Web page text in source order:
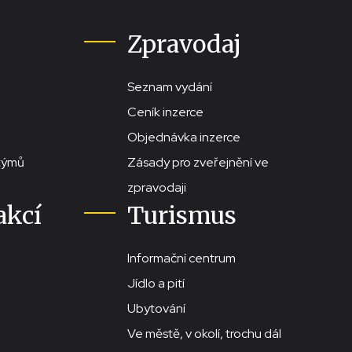
Zpravodaj
Seznam vydání
Ceník inzerce
Objednávka inzerce
Zásady pro zveřejnění ve
zpravodaji
Turismus
Informační centrum
Jídlo a pití
Ubytování
Ve městě, v okolí, trochu dál